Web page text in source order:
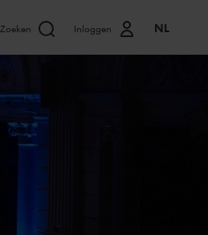
Zoeken Inloggen NL